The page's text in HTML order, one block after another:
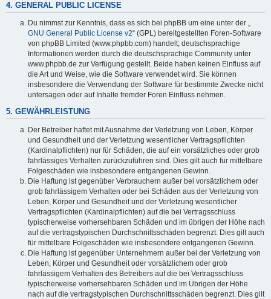
4. GENERAL PUBLIC LICENSE
Du nimmst zur Kenntnis, dass es sich bei phpBB um eine unter der „
GNU General Public License v2“ (GPL) bereitgestellten Foren-Software
von phpBB Limited (www.phpbb.com) handelt; deutschsprachige
Informationen werden durch die deutschsprachige Community unter
www.phpbb.de zur Verfügung gestellt. Beide haben keinen Einfluss auf
die Art und Weise, wie die Software verwendet wird. Sie können
insbesondere die Verwendung der Software für bestimmte Zwecke nicht
untersagen oder auf Inhalte fremder Foren Einfluss nehmen.
5. GEWÄHRLEISTUNG
Der Betreiber haftet mit Ausnahme der Verletzung von Leben, Körper
und Gesundheit und der Verletzung wesentlicher Vertragspflichten
(Kardinalpflichten) nur für Schäden, die auf ein vorsätzliches oder grob
fahrlässiges Verhalten zurückzuführen sind. Dies gilt auch für mittelbare
Folgeschäden wie insbesondere entgangenen Gewinn.
Die Haftung ist gegenüber Verbrauchern außer bei vorsätzlichem oder
grob fahrlässigem Verhalten oder bei Schäden aus der Verletzung von
Leben, Körper und Gesundheit und der Verletzung wesentlicher
Vertragspflichten (Kardinalpflichten) auf die bei Vertragsschluss
typischerweise vorhersehbaren Schäden und im übrigen der Höhe nach
auf die vertragstypischen Durchschnittsschäden begrenzt. Dies gilt auch
für mittelbare Folgeschäden wie insbesondere entgangenen Gewinn.
Die Haftung ist gegenüber Unternehmern außer bei der Verletzung von
Leben, Körper und Gesundheit oder vorsätzlichem oder grob
fahrlässigem Verhalten des Betreibers auf die bei Vertragsschluss
typischerweise vorhersehbaren Schäden und im Übrigen der Höhe
nach auf die vertragstypischen Durchschnittsschäden begrenzt. Dies gilt